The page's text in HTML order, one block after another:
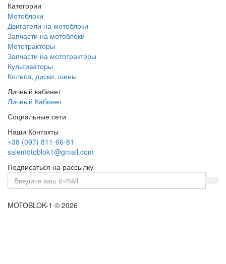
Категории
Мотоблоки
Двигатели на мотоблоки
Запчасти на мотоблоки
Мототракторы
Запчасти на мототракторы
Культиваторы
Колеса, диски, шины
Личный кабинет
Личный Кабинет
Социальные сети
Наши Контакты
+38 (097) 811-66-81
salemotoblok1@gmail.com
Подписаться на рассылку
MOTOBLOK-1 © 2026